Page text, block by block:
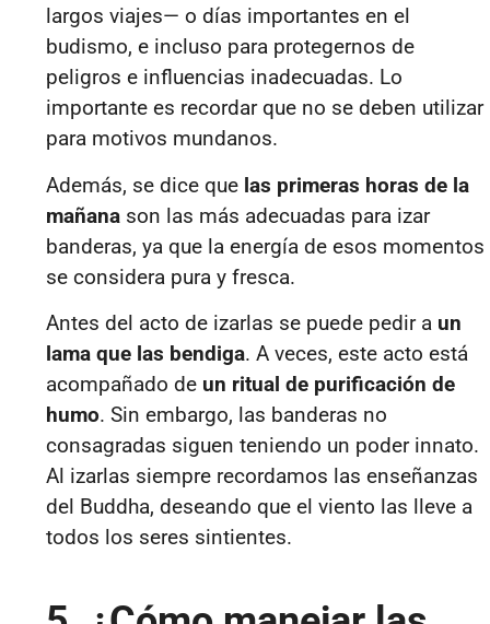
largos viajes— o días importantes en el
budismo, e incluso para protegernos de
peligros e influencias inadecuadas. Lo
importante es recordar que no se deben utilizar
para motivos mundanos.
Además, se dice que las primeras horas de la
mañana son las más adecuadas para izar
banderas, ya que la energía de esos momentos
se considera pura y fresca.
Antes del acto de izarlas se puede pedir a un
lama que las bendiga. A veces, este acto está
acompañado de un ritual de purificación de
humo. Sin embargo, las banderas no
consagradas siguen teniendo un poder innato.
Al izarlas siempre recordamos las enseñanzas
del Buddha, deseando que el viento las lleve a
todos los seres sintientes.